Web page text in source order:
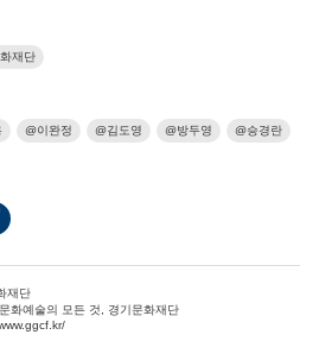
재단
이완정 김도영 방두영 승경란
재단
화예술의 모든 것, 경기문화재단